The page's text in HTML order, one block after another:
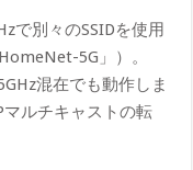
で別々のSSIDを使用
5G」）。
混在でも動作しま
ルチキャストの転